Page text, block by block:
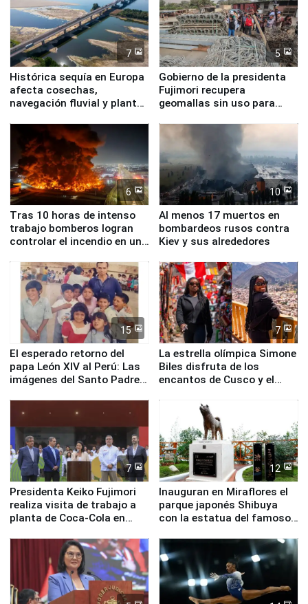
7
Histórica sequía en Europa
afecta cosechas,
navegación fluvial y plantas
5
Gobierno de la presidenta
Fujimori recupera
geomallas sin uso para
Fenómeno El Niño
6
Tras 10 horas de intenso
trabajo bomberos logran
controlar el incendio en una
de Chile
10
Al menos 17 muertos en
bombardeos rusos contra
Kiev y sus alrededores
15
El esperado retorno del
papa León XIV al Perú: Las
imágenes del Santo Padre
7
La estrella olímpica Simone
Biles disfruta de los
encantos de Cusco y el
7
Presidenta Keiko Fujimori
realiza visita de trabajo a
planta de Coca-Cola en
12
Inauguran en Miraflores el
parque japonés Shibuya
con la estatua del famoso